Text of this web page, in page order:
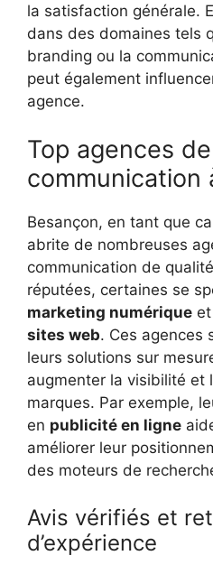
la satisfaction générale.
dans des domaines tels
branding ou la
peut également
agence.
Top agences de
communication
Besançon, en tant que
abrite de nombreuses
communication de
réputées, certaines se
marketing numérique
sites web. Ces agences
leurs solutions sur
augmenter la visibilité et
marques. Par exemple,
en publicité en ligne
améliorer leur
des moteurs de
Avis vérifiés et
d’expérience